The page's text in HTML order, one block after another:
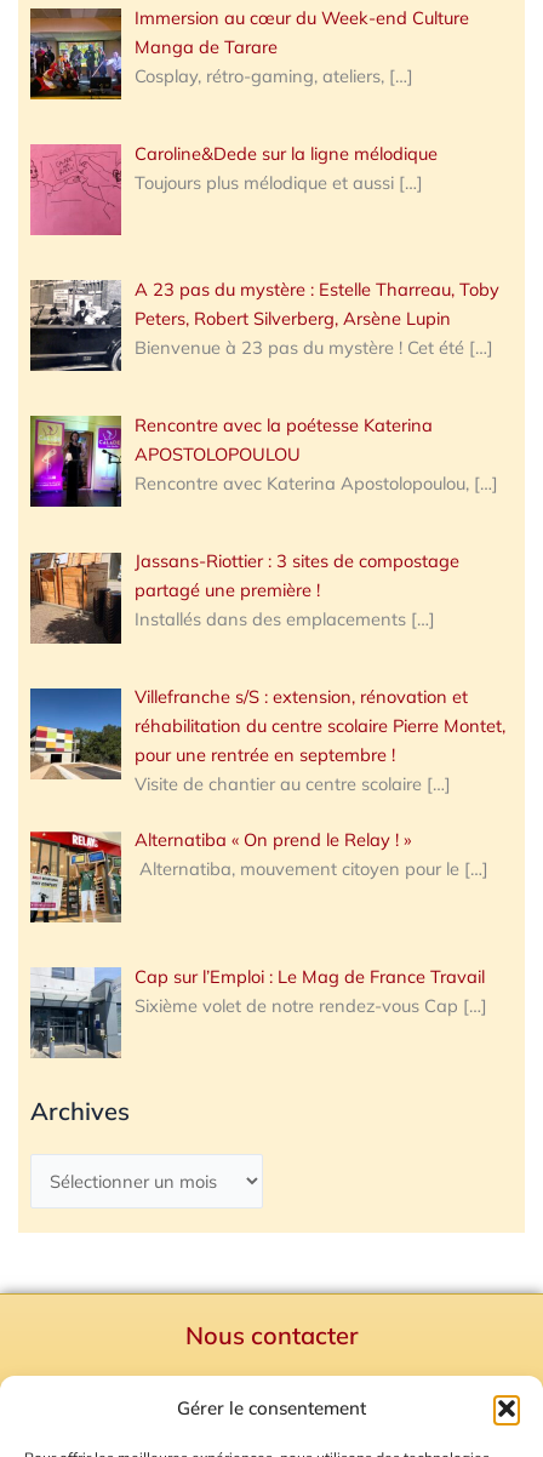
Gérer le consentement
Immersion au cœur du Week-end Culture
Manga de Tarare
Cosplay, rétro-gaming, ateliers, […]
Caroline&Dede sur la ligne mélodique
Toujours plus mélodique et aussi […]
A 23 pas du mystère : Estelle Tharreau, Toby
Peters, Robert Silverberg, Arsène Lupin
Bienvenue à 23 pas du mystère ! Cet été […]
Rencontre avec la poétesse Katerina
APOSTOLOPOULOU
Rencontre avec Katerina Apostolopoulou, […]
Jassans-Riottier : 3 sites de compostage
partagé une première !
Installés dans des emplacements […]
Villefranche s/S : extension, rénovation et
réhabilitation du centre scolaire Pierre Montet,
pour une rentrée en septembre !
Visite de chantier au centre scolaire […]
Alternatiba « On prend le Relay ! »
Alternatiba, mouvement citoyen pour le […]
Cap sur l’Emploi : Le Mag de France Travail
Sixième volet de notre rendez-vous Cap […]
Archives
Nous contacter
Mentions Légales
Plan du site